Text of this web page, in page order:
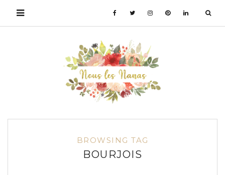
BROWSING TAG
BOURJOIS